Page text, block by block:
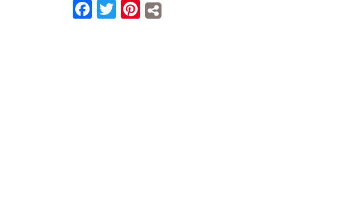
Facebook
TwitterPinterest